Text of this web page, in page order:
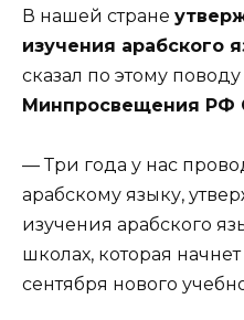
В нашей стране
изучения арабского
сказал по этому поводу
Минпросвещения РФ
— Три года у нас
арабскому языку,
изучения арабского
школах, которая начнет
сентября нового